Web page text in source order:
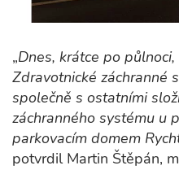
„Dnes, krátce po
Zdravotnické záchranné
společně s ostatními
záchranného systému u
parkovacím domem
potvrdil Martin Štěpán,